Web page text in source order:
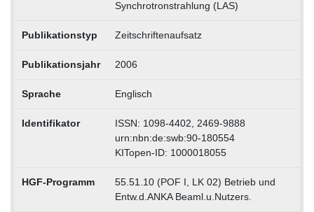
Synchrotronstrahlung (LAS)
Publikationstyp Zeitschriftenaufsatz
Publikationsjahr 2006
Sprache Englisch
Identifikator
ISSN: 1098-4402, 2469-9888
urn:nbn:de:swb:90-180554
KITopen-ID: 1000018055
HGF-Programm
55.51.10 (POF I, LK 02) Betrieb und
Entw.d.ANKA Beaml.u.Nutzers.